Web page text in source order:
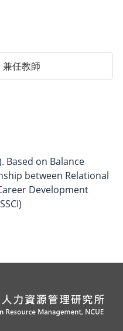
兼任教師
Based on Balance
between Relational
Development